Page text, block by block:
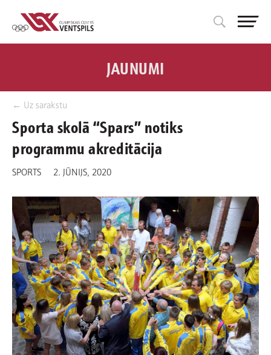
← Uz sarakstu
JAUNUMI
Sporta skolā “Spars” notiks
programmu akreditācija
SPORTS 2. JŪNIJS, 2020